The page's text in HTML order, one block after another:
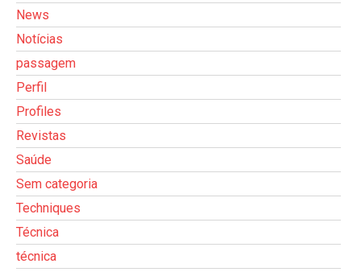
News
Notícias
passagem
Perfil
Profiles
Revistas
Saúde
Sem categoria
Techniques
Técnica
técnica